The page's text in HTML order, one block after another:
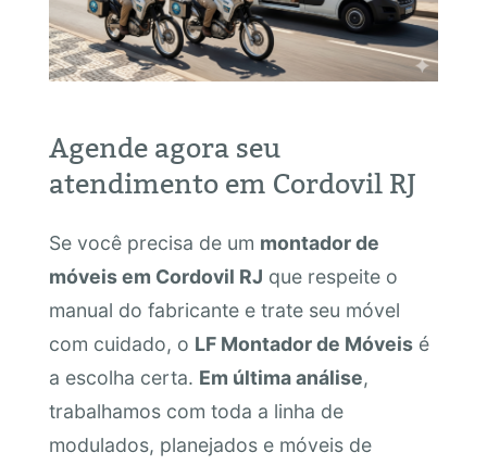
Agende agora seu
atendimento em Cordovil RJ
Se você precisa de um montador de
móveis em Cordovil RJ que respeite o
manual do fabricante e trate seu móvel
com cuidado, o LF Montador de Móveisé
a escolha certa. Em última análise,
trabalhamos com toda a linha de
modulados, planejados e móveis de